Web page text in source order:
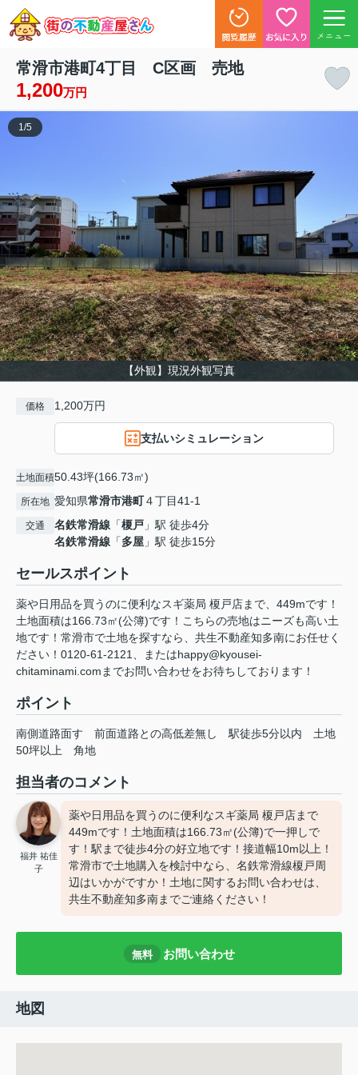
メニュー
常滑市港町4丁目 C区画 売地
1,200万円
【外観】現況外観写真
1 /5
価格 1,200万円
支払いシミュレーション
土地面積50.43坪(166.73㎡)
所在地 愛知県常滑市港町４丁目41-1
交通 名鉄常滑線 「榎戸 」駅 徒歩4分
名鉄常滑線 「多屋 」駅 徒歩15分
セールスポイント
薬や日用品を買うのに便利なスギ薬局 榎戸店まで、449mです！
土地面積は166.73㎡(公簿)です！こちらの売地はニーズも高い土
地です！常滑市で土地を探すなら、共生不動産知多南にお任せく
ださい！0120-61-2121、またはhappy@kyousei-
chitaminami.comまでお問い合わせをお待ちしております！
ポイント
南側道路面す 前面道路との高低差無し 駅徒歩5分以内
土地
50坪以上
角地
担当者のコメント
福井 祐佳
子
薬や日用品を買うのに便利なスギ薬局 榎戸店まで
449mです！土地面積は166.73㎡(公簿)で一押しで
す！駅まで徒歩4分の好立地です！接道幅10m以上！
常滑市で土地購入を検討中なら、名鉄常滑線榎戸周
辺はいかがですか！土地に関するお問い合わせは、
共生不動産知多南までご連絡ください！
無料 お問い合わせ
地図